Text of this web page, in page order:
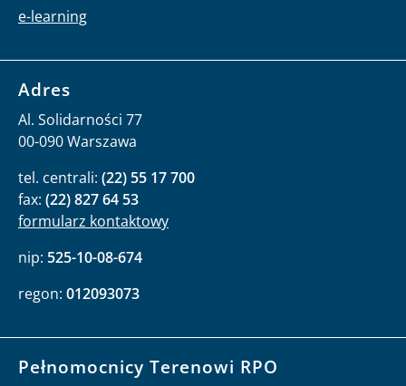
e-learning
Adres
Al. Solidarności 77
00-090 Warszawa
tel. centrali: (22) 55 17 700
fax: (22) 827 64 53
formularz kontaktowy
nip: 525-10-08-674
regon: 012093073
Pełnomocnicy Terenowi RPO